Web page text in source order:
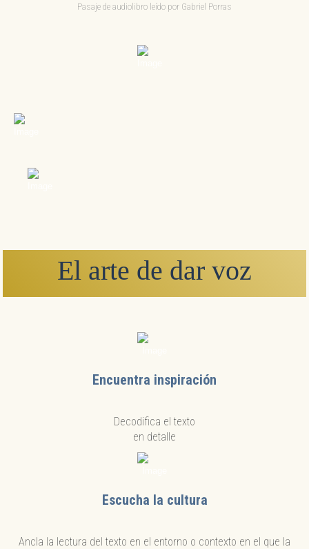
Pasaje de audiolibro leído por Gabriel Porras
El arte de dar voz
Encuentra inspiración
Decodifica el texto
en detalle
Escucha la cultura
Ancla la lectura del texto en el entorno o contexto en el que la